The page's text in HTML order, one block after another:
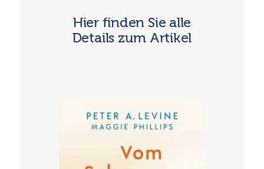
Hier finden Sie alle
Details zum Artikel